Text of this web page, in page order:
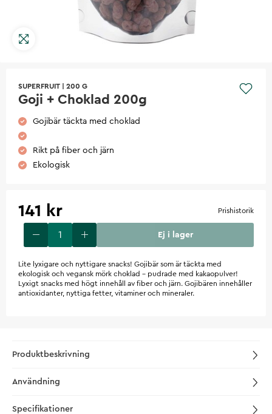
SUPERFRUIT 200 G
Goji + Choklad 200g
Gojibär täckta med choklad
Rikt på fiber och järn
Ekologisk
141 kr Prishistorik
Ej i lager
Lite lyxigare och nyttigare snacks! Gojibär som är täckta med
ekologisk och vegansk mörk choklad - pudrade med kakaopulver!
Lyxigt snacks med högt innehåll av fiber och järn. Gojibären innehåller
antioxidanter, nyttiga fetter, vitaminer och mineraler.
Produktbeskrivning
Användning
Specifikationer